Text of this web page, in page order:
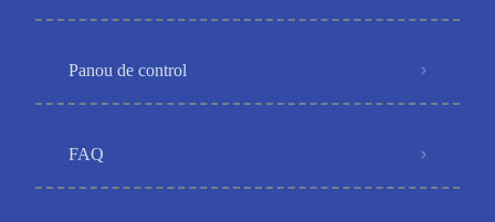
Panou de control
FAQ